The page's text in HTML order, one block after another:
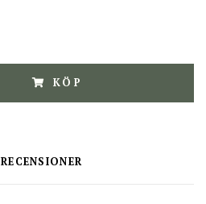
KÖP
RECENSIONER